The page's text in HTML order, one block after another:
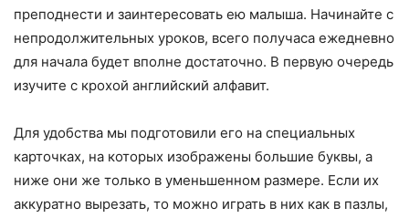
преподнести и заинтересовать ею малыша. Начинайте с
непродолжительных уроков, всего получаса ежедневно
для начала будет вполне достаточно. В первую очередь
изучите с крохой английский алфавит.
Для удобства мы подготовили его на специальных
карточках, на которых изображены большие буквы, а
ниже они же только в уменьшенном размере. Если их
аккуратно вырезать, то можно играть в них как в пазлы,